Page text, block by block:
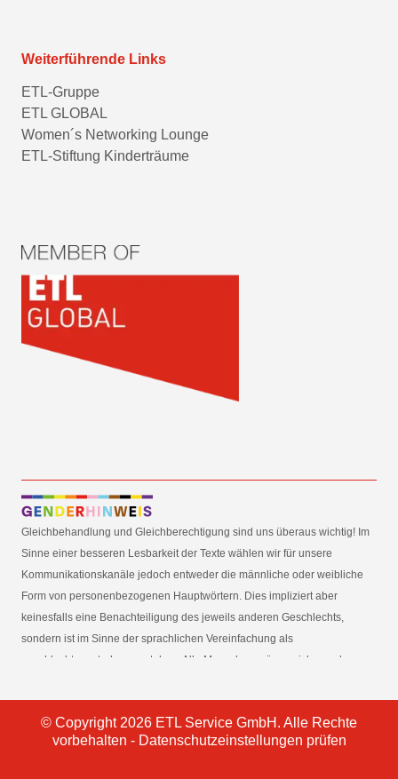
Weiterführende Links
ETL-Gruppe
ETL GLOBAL
Women´s Networking Lounge
ETL-Stiftung Kinderträume
Gleichbehandlung und Gleichberechtigung sind uns überaus wichtig! Im
Sinne einer besseren Lesbarkeit der Texte wählen wir für unsere
Kommunikationskanäle jedoch entweder die männliche oder weibliche
Form von personenbezogenen Hauptwörtern. Dies impliziert aber
keinesfalls eine Benachteiligung des jeweils anderen Geschlechts,
sondern ist im Sinne der sprachlichen Vereinfachung als
geschlechtsneutral zu verstehen. Alle Menschen mögen sich von den
fühlen. Im Sinne der Gender Mainstreaming-Strategie der
Bundesregierung vertreten wir ausdrücklich eine Politik der
gleichstellungssensiblen Informationsvermittlung.
© Copyright 2026 ETL Service GmbH. Alle Rechte
vorbehalten - Datenschutzeinstellungen prüfen